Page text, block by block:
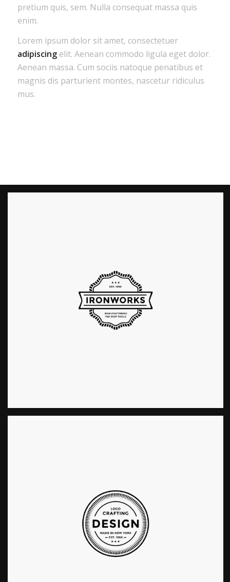
pretium quis, sem. Nulla consequat massa quis
enim.
Lorem ipsum dolor sit amet, consectetuer
adipiscingelit. Aenean commodo ligula eget dolor.
Aenean massa. Cum sociis natoque penatibus et
magnis dis parturient montes, nascetur ridiculus
mus.